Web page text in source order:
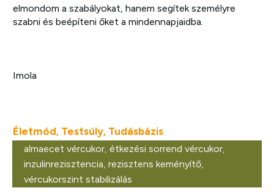
elmondom a szabályokat, hanem segítek személyre
szabni és beépíteni őket a mindennapjaidba.
Imola
Életmód, Testsúly, Tudásbázis
almaecet vércukor étkezési sorrend vércukor
inzulinrezisztencia rezisztens keményítő
vércukorszint stabilizálás